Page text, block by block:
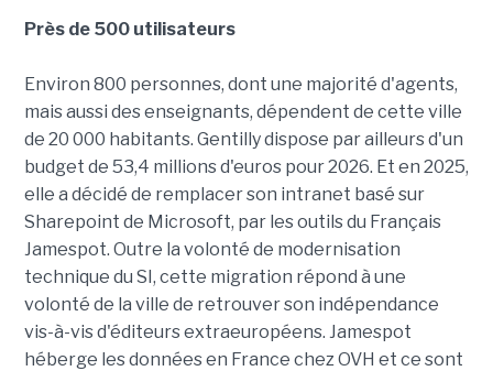
Près de 500 utilisateurs
Environ 800 personnes, dont une majorité d'agents,
mais aussi des enseignants, dépendent de cette ville
de 20 000 habitants. Gentilly dispose par ailleurs d'un
budget de 53,4 millions d'euros pour 2026. Et en 2025,
elle a décidé de remplacer son intranet basé sur
Sharepoint de Microsoft, par les outils du Français
Jamespot. Outre la volonté de modernisation
technique du SI, cette migration répond à une
volonté de la ville de retrouver son indépendance
vis-à-vis d'éditeurs extraeuropéens. Jamespot
héberge les données en France chez OVH et ce sont